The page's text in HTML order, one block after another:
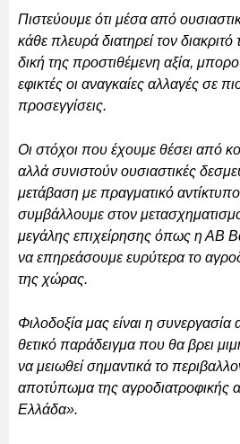
Πιστεύουμε ότι μέσα από
κάθε πλευρά διατηρεί τον διακριτό
δική της προστιθέμενη αξία,
εφικτές οι αναγκαίες αλλαγές σε
προσεγγίσεις.
Οι στόχοι που έχουμε θέσει από
αλλά συνιστούν ουσιαστικές
μετάβαση με πραγματικό
συμβάλλουμε στον μετασχηματισμό
μεγάλης επιχείρησης όπως η ΑΒ
να επηρεάσουμε ευρύτερα το
της χώρας.
Φιλοδοξία μας είναι η συνεργασία
θετικό παράδειγμα που θα βρει
να μειωθεί σημαντικά το
αποτύπωμα της αγροδιατροφικής
Ελλάδα».